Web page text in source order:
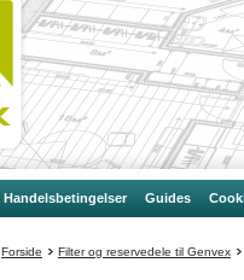
Handelsbetingelser Guides
Forside
Filter og reservedele til Genvex